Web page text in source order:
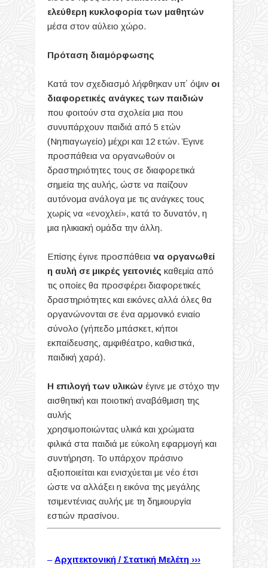
ελεύθερη κυκλοφορία των μαθητών
μέσα στον αύλειο χώρο.
Πρόταση διαμόρφωσης
Κατά τον σχεδιασμό λήφθηκαν υπ΄ όψιν οι
διαφορετικές ανάγκες των παιδιών
που φοιτούν στα σχολεία μια που
συνυπάρχουν παιδιά από 5 ετών
(Νηπιαγωγείο) μέχρι και 12 ετών. Έγινε
προσπάθεια να οργανωθούν οι
δραστηριότητες τους σε διαφορετικά
σημεία της αυλής, ώστε να παίζουν
αυτόνομα ανάλογα με τις ανάγκες τους
χωρίς να «ενοχλεί», κατά το δυνατόν, η
μια ηλικιακή ομάδα την άλλη.
Επίσης έγινε προσπάθεια να οργανωθεί
η αυλή σε μικρές γειτονιές καθεμία από
τις οποίες θα προσφέρει διαφορετικές
δραστηριότητες και εικόνες αλλά όλες θα
οργανώνονται σε ένα αρμονικό ενιαίο
σύνολο (γήπεδο μπάσκετ, κήποι
εκπαίδευσης, αμφιθέατρο, καθιστικά,
παιδική χαρά).
Η επιλογή των υλικών έγινε με στόχο την
αισθητική και ποιοτική αναβάθμιση της
αυλής
χρησιμοποιώντας υλικά και χρώματα
φιλικά στα παιδιά με εύκολη εφαρμογή και
συντήρηση. Το υπάρχον πράσινο
αξιοποιείται και ενισχύεται με νέο έτσι
ώστε να αλλάξει η εικόνα της μεγάλης
τσιμεντένιας αυλής με τη δημιουργία
εστιών πρασίνου.
– Αρχιτεκτονική / Στατική Μελέτη ›››